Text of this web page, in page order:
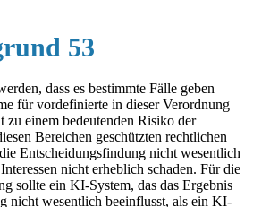
53
dass es bestimmte Fälle geben
für vordefinierte in dieser Verordnung
zu einem bedeutenden Risiko der
Bereichen geschützten rechtlichen
Entscheidungsfindung nicht wesentlich
nicht erheblich schaden. Für die
sollte ein KI-System, das das Ergebnis
nicht wesentlich beeinflusst, als ein KI-